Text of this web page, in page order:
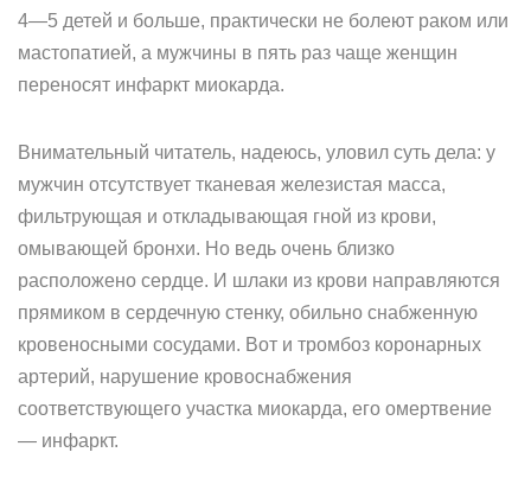
4—5 детей и больше, практически не болеют раком или
мастопатией, а мужчины в пять раз чаще женщин
переносят инфаркт миокарда.
Внимательный читатель, надеюсь, уловил суть дела: у
мужчин отсутствует тканевая железистая масса,
фильтрующая и откладывающая гной из крови,
омывающей бронхи. Но ведь очень близко
расположено сердце. И шлаки из крови направляются
прямиком в сердечную стенку, обильно снабженную
кровеносными сосудами. Вот и тромбоз коронарных
артерий, нарушение кровоснабжения
соответствующего участка миокарда, его омертвение
— инфаркт.